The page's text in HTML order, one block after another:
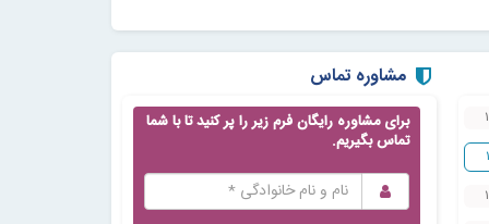
مشاوره تماس